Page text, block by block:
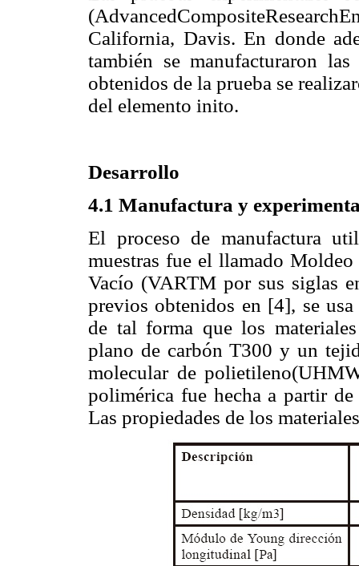
California, Davis. En donde
también se manufacturaron
obtenidos de la prueba se
del elemento inito.
Desarrollo
4.1 Manufactura y
El proceso de manufactura
muestras fue el llamado
Vacío (VARTM por sus siglas
previos obtenidos en [4], se
de tal forma que los
plano de carbón T300 y un
molecular de
polimérica fue hecha a partir
Las propiedades de los